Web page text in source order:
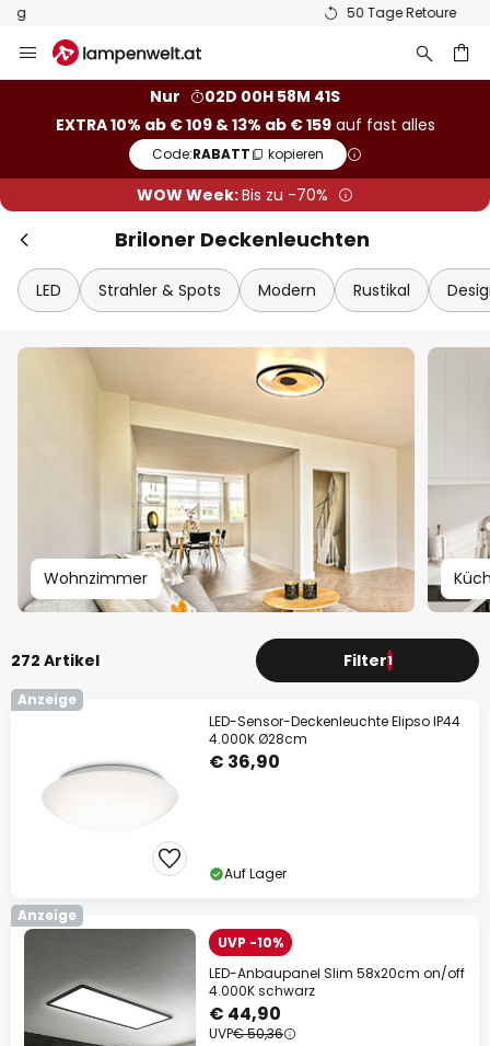
Inhalt
Nur
02D 00H 58M 40S
EXTRA 10% ab € 109 & 13% ab € 159auf fast alles
Code:RABATT kopieren
WOW Week:Bis zu -70%
Briloner Deckenleuchten
LED Strahler & Spots Modern Rustikal
Wohnzimmer
272 Artikel Filter1
Anzeige
LED-Sensor-Deckenleuchte Elipso IP44
4.000K Ø28cm
€ 36,90
Auf Lager
Anzeige
UVP -10%
LED-Anbaupanel Slim 58x20cm on/off
4.000K schwarz
€ 44,90
UVP€ 50,36